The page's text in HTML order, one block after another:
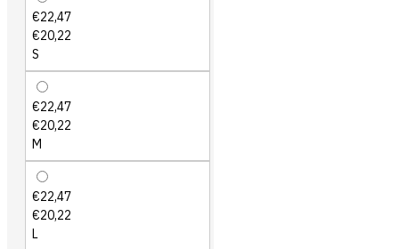
€22,47
€20,22
S
€22,47
€20,22
M
€22,47
€20,22
L